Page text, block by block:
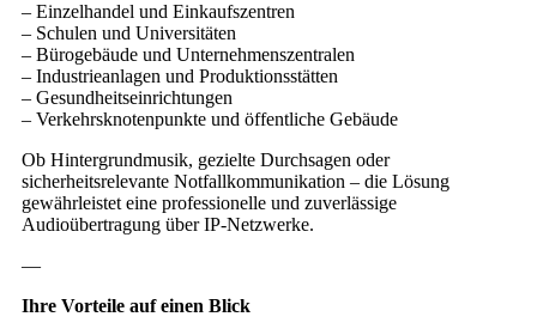
– Einzelhandel und Einkaufszentren
– Schulen und Universitäten
– Bürogebäude und Unternehmenszentralen
– Industrieanlagen und Produktionsstätten
– Gesundheitseinrichtungen
– Verkehrsknotenpunkte und öffentliche Gebäude
Ob Hintergrundmusik, gezielte Durchsagen oder
sicherheitsrelevante Notfallkommunikation – die Lösung
gewährleistet eine professionelle und zuverlässige
Audioübertragung über IP-Netzwerke.
—
Ihre Vorteile auf einen Blick